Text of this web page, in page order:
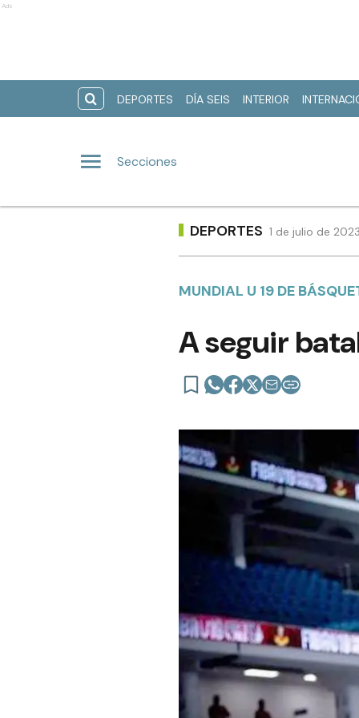
Ads
DEPORTES DÍA SEIS INTERIOR
Secciones
DEPORTES 1 de julio de
MUNDIAL U 19 DE
A seguir